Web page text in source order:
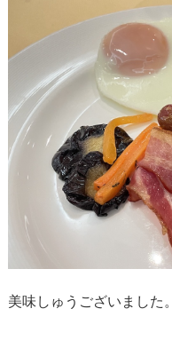
美味しゅうございました。